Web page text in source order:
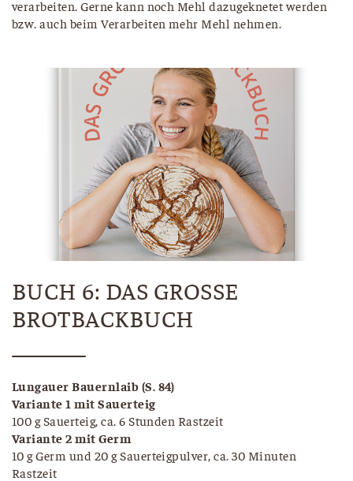
verarbeiten. Gerne kann noch Mehl dazugeknetet werden
bzw. auch beim Verarbeiten mehr Mehl nehmen.
BUCH 6: DAS GROSSE B
ROTBACKBUCH
Lungauer Bauernlaib (S. 84)
Variante 1 mit Sauerteig
100 g Sauerteig, ca. 6 Stunden Rastzeit
Variante 2 mit Germ
10 g Germ und 20 g Sauerteigpulver, ca. 30 Minuten
Rastzeit